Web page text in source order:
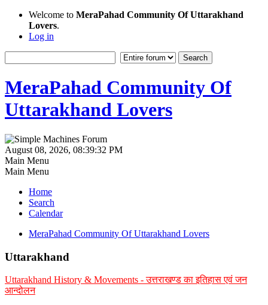
Welcome to MeraPahad Community Of Uttarakhand
Lovers.
Log in
MeraPahad Community Of
Uttarakhand Lovers
August 08, 2026, 08:39:32 PM
Main Menu
Main Menu
Home
Search
Calendar
MeraPahad Community Of Uttarakhand Lovers
Uttarakhand
Uttarakhand History & Movements - उत्तराखण्ड का इतिहास एवं जन
आन्दोलन